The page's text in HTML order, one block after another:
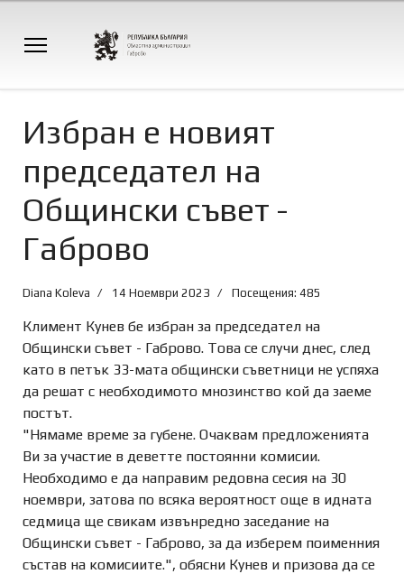
Избран е новият
председател на
Общински съвет -
Габрово
Diana Koleva 14 Ноември 2023 Посещения: 485
Климент Кунев бе избран за председател на
Общински съвет - Габрово. Това се случи днес, след
като в петък 33-мата общински съветници не успяха
да решат с необходимото мнозинство кой да заеме
постът.
"Нямаме време за губене. Очаквам предложенията
Ви за участие в деветте постоянни комисии.
Необходимо е да направим редовна сесия на 30
ноември, затова по всяка вероятност още в идната
седмица ще свикам извънредно заседание на
Общински съвет - Габрово, за да изберем поименния
състав на комисиите.", обясни Кунев и призова да се